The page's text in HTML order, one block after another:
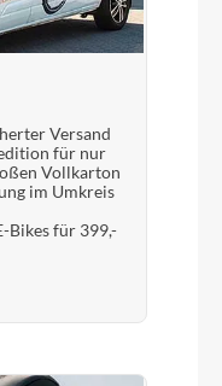
50Lux
720
Versand
für nur
Vollkarton
im Umkreis
Bikes für 399,-